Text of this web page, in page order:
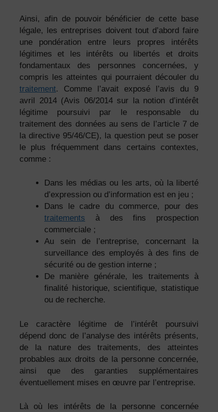
Ainsi, afin de pouvoir bénéficier de cette base
légale, les entreprises doivent tout d’abord faire
une pondération entre leurs propres intérêts
légitimes et les intérêts ou libertés et droits
fondamentaux des personnes concernées, y
compris les atteintes qui pourraient découler du
traitement. Comme l’avait exposé l’avis du 9
avril 2014 (Avis 06/2014 sur la notion d’intérêt
légitime poursuivi par le responsable du
traitement des données au sens de l’article 7 de
la directive 95/46/CE), la question peut se poser
le plus fréquemment dans certains contextes,
comme :
Dans les médias ou les arts, où la liberté
d’expression ou d’information est en jeu ;
Dans le cadre du commerce, pour des
traitements à des fins prospection
commerciale ;
Au sein de l’entreprise, concernant la
surveillance des employés à des fins de
sécurité ou de gestion interne ;
De manière générale, les traitements à
finalité historique, scientifique, statistique
ou de recherche.
Le caractère légitime de l’intérêt poursuivi
dépend donc de l’analyse des intérêts présents,
de la nature des traitements, des atteintes
probables aux droits de la personne concernée,
ainsi que des garanties supplémentaires
éventuellement mises en œuvre par l’entreprise.
Là où les intérêts de la personne concernée